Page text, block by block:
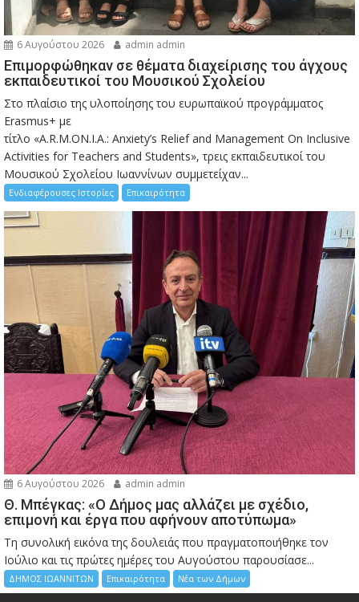
6 Αυγούστου 2026 admin admin
Eπιμορφώθηκαν σε θέματα διαχείρισης του άγχους
εκπαιδευτικοί του Μουσικού Σχολείου
Στο πλαίσιο της υλοποίησης του ευρωπαϊκού προγράμματος
Erasmus+ με
τίτλο «A.R.M.ON.I.A.: Anxiety’s Relief and Management On Inclusive
Activities for Teachers and Students», τρεις εκπαιδευτικοί του
Μουσικού Σχολείου Ιωαννίνων συμμετείχαν...
Ενδιαφέρουσες Ιστορίες Επικαιρότητα
6 Αυγούστου 2026 admin admin
Θ. Μπέγκας: «Ο Δήμος μας αλλάζει με σχέδιο,
επιμονή και έργα που αφήνουν αποτύπωμα»
Τη συνολική εικόνα της δουλειάς που πραγματοποιήθηκε τον
Ιούλιο και τις πρώτες ημέρες του Αυγούστου παρουσίασε...
ΔΗΜΟΣ ΙΩΑΝΝΙΤΩΝ Επικαιρότητα Νέα των Δήμων